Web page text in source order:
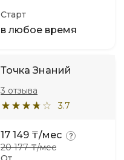
Старт
в любое время
Точка Знаний
3.7
3 отзыва
17 149 ₸/мес
20 177 ₸/мес